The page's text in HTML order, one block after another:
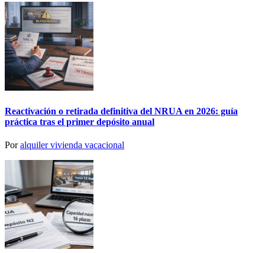
Reactivación o retirada definitiva del NRUA en 2026: guía
práctica tras el primer depósito anual
Poralquiler vivienda vacacional